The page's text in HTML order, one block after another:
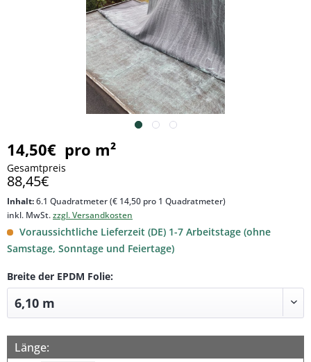
14,50€ pro m²
Gesamtpreis
88,45€
Inhalt:6.1 Quadratmeter (€ 14,50 pro 1 Quadratmeter)
inkl. MwSt.zzgl. Versandkosten
Voraussichtliche Lieferzeit (DE) 1-7 Arbeitstage (ohne
Samstage, Sonntage und Feiertage)
Breite der EPDM Folie:
Länge: